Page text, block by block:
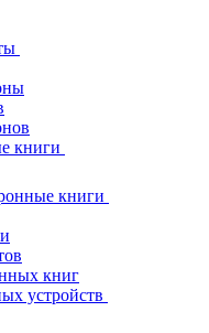
книги
книги
книг
устройств